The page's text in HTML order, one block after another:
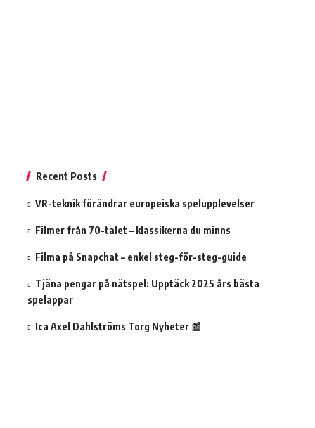
Recent Posts
VR-teknik förändrar europeiska spelupplevelser
Filmer från 70-talet – klassikerna du minns
Filma på Snapchat – enkel steg-för-steg-guide
Tjäna pengar på nätspel: Upptäck 2025 års bästa
spelappar
Ica Axel Dahlströms Torg Nyheter 📰